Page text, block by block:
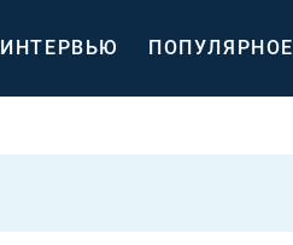
ИНТЕРВЬЮ ПОПУЛЯРНОЕ